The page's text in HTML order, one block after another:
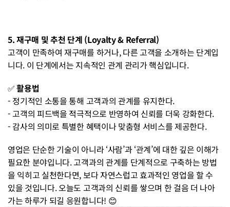
5. 재구매 및 추천 단계 (Loyalty & Referral)
고객이 만족하여 재구매를 하거나, 다른 고객을 소개하는 단계입
니다. 이 단계에서는 지속적인 관계 관리가 핵심입니다.
✅ 활용법
- 정기적인 소통을 통해 고객과의 관계를 유지한다.
- 고객의 피드백을 적극적으로 반영하여 신뢰를 더욱 강화한다.
- 감사의 의미로 특별한 혜택이나 맞춤형 서비스를 제공한다.
영업은 단순한 기술이 아니라 ‘사람’과 ‘관계’에 대한 깊은 이해가
필요한 분야입니다. 고객과의 관계를 단계적으로 구축하는 방법
을 익히고 실천한다면, 보다 자연스럽고 효과적인 영업을 할 수
있을 것입니다. 오늘도 고객과의 신뢰를 쌓으며 한 걸음 더 나아
가는 하루가 되길 응원합니다! 😊